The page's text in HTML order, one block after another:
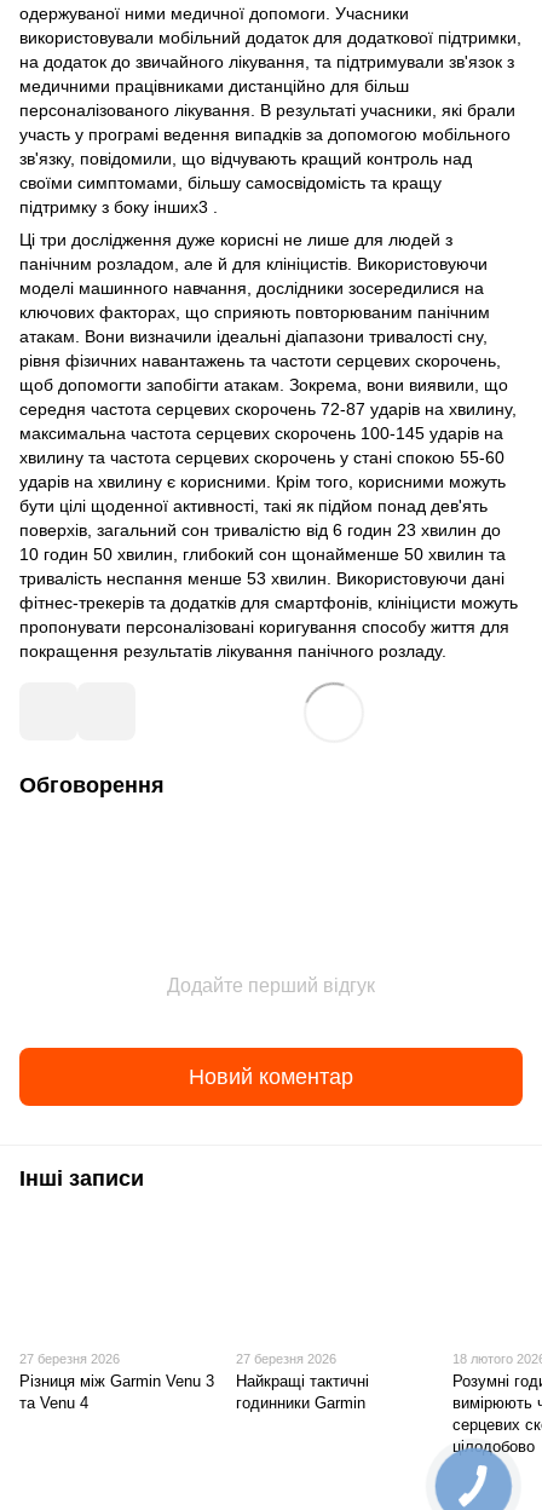
одержуваної ними медичної допомоги. Учасники
використовували мобільний додаток для додаткової підтримки,
на додаток до звичайного лікування, та підтримували зв'язок з
медичними працівниками дистанційно для більш
персоналізованого лікування. В результаті учасники, які брали
участь у програмі ведення випадків за допомогою мобільного
зв'язку, повідомили, що відчувають кращий контроль над
своїми симптомами, більшу самосвідомість та кращу
підтримку з боку інших3 .
Ці три дослідження дуже корисні не лише для людей з
панічним розладом, але й для клініцистів. Використовуючи
моделі машинного навчання, дослідники зосередилися на
ключових факторах, що сприяють повторюваним панічним
атакам. Вони визначили ідеальні діапазони тривалості сну,
рівня фізичних навантажень та частоти серцевих скорочень,
щоб допомогти запобігти атакам. Зокрема, вони виявили, що
середня частота серцевих скорочень 72-87 ударів на хвилину,
максимальна частота серцевих скорочень 100-145 ударів на
хвилину та частота серцевих скорочень у стані спокою 55-60
ударів на хвилину є корисними. Крім того, корисними можуть
бути цілі щоденної активності, такі як підйом понад дев'ять
поверхів, загальний сон тривалістю від 6 годин 23 хвилин до
10 годин 50 хвилин, глибокий сон щонайменше 50 хвилин та
тривалість неспання менше 53 хвилин. Використовуючи дані
фітнес-трекерів та додатків для смартфонів, клініцисти можуть
пропонувати персоналізовані коригування способу життя для
покращення результатів лікування панічного розладу.
Обговорення
Додайте перший відгук
Новий коментар
Інші записи
27 березня 2026
Різниця між Garmin Venu 3
та Venu 4
27 березня 2026
Найкращі тактичні
годинники Garmin
18 лютого
Розумні
вимірюють
серцевих
цілодобово